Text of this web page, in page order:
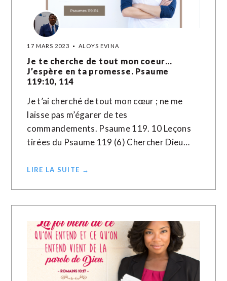
17 MARS 2023 ALOYS EVINA
Je te cherche de tout mon coeur…
J’espère en ta promesse. Psaume
119:10, 114
Je t’ai cherché de tout mon cœur ; ne me
laisse pas m’égarer de tes
commandements. Psaume 119. 10 Leçons
tirées du Psaume 119 (6) Chercher Dieu…
LIRE LA SUITE →